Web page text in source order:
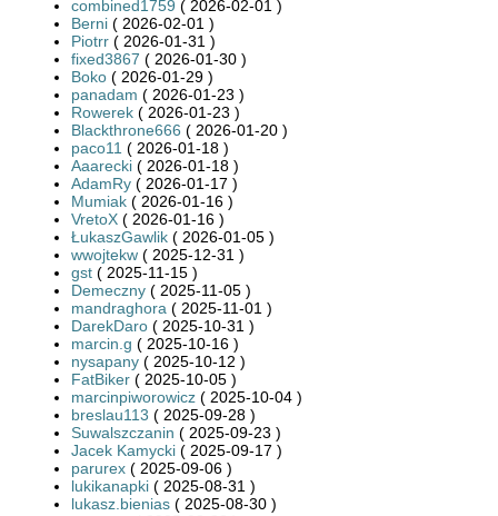
combined1759 ( 2026-02-01 )
Berni ( 2026-02-01 )
Piotrr ( 2026-01-31 )
fixed3867 ( 2026-01-30 )
Boko ( 2026-01-29 )
panadam ( 2026-01-23 )
Rowerek ( 2026-01-23 )
Blackthrone666 ( 2026-01-20 )
paco11 ( 2026-01-18 )
Aaarecki ( 2026-01-18 )
AdamRy ( 2026-01-17 )
Mumiak ( 2026-01-16 )
VretoX ( 2026-01-16 )
ŁukaszGawlik ( 2026-01-05 )
wwojtekw ( 2025-12-31 )
gst ( 2025-11-15 )
Demeczny ( 2025-11-05 )
mandraghora ( 2025-11-01 )
DarekDaro ( 2025-10-31 )
marcin.g ( 2025-10-16 )
nysapany ( 2025-10-12 )
FatBiker ( 2025-10-05 )
marcinpiworowicz ( 2025-10-04 )
breslau113 ( 2025-09-28 )
Suwalszczanin ( 2025-09-23 )
Jacek Kamycki ( 2025-09-17 )
parurex ( 2025-09-06 )
lukikanapki ( 2025-08-31 )
lukasz.bienias ( 2025-08-30 )